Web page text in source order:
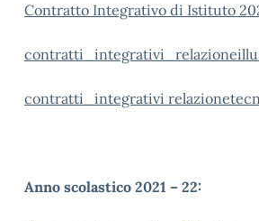
Contratto Integrativo di Istituto
contratti_integrativi
Anno scolastico 2021 – 22: